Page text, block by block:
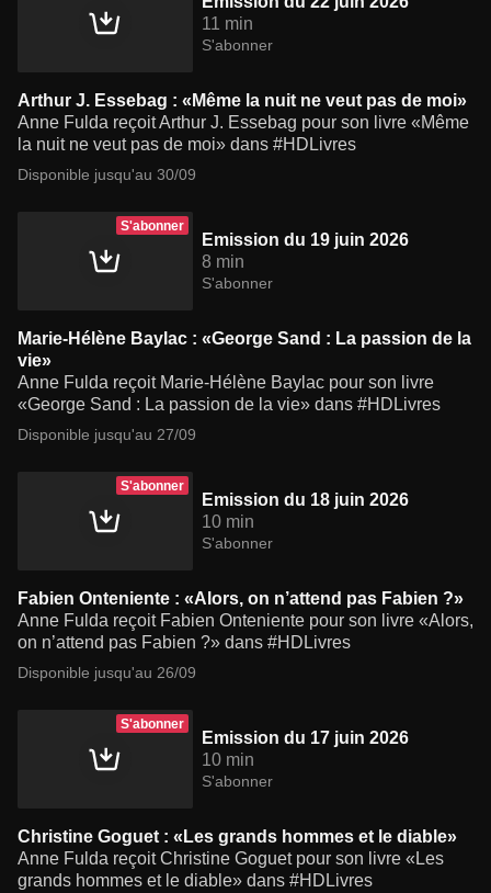
11 min
S'abonner
Arthur J. Essebag : «Même la nuit ne veut pas de moi»
Anne Fulda reçoit Arthur J. Essebag pour son livre «Même
la nuit ne veut pas de moi» dans #HDLivres
Disponible jusqu'au 30/09
S'abonner
Emission du 19 juin 2026
8 min
S'abonner
Marie-Hélène Baylac : «George Sand : La passion de la
vie»
Anne Fulda reçoit Marie-Hélène Baylac pour son livre
«George Sand : La passion de la vie» dans #HDLivres
Disponible jusqu'au 27/09
S'abonner
Emission du 18 juin 2026
10 min
S'abonner
Fabien Onteniente : «Alors, on n’attend pas Fabien ?»
Anne Fulda reçoit Fabien Onteniente pour son livre «Alors,
on n’attend pas Fabien ?» dans #HDLivres
Disponible jusqu'au 26/09
S'abonner
Emission du 17 juin 2026
10 min
S'abonner
Christine Goguet : «Les grands hommes et le diable»
Anne Fulda reçoit Christine Goguet pour son livre «Les
grands hommes et le diable» dans #HDLivres